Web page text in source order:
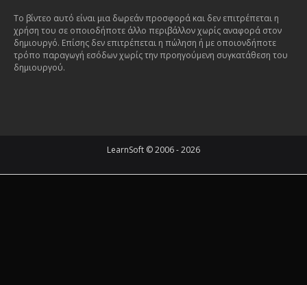
Το βίντεο αυτό είναι μια δωρεάν προσφορά και δεν επιτρέπεται η
χρήση του σε οποιοδήποτε άλλο περιβάλλον χωρίς αναφορά στον
δημιουργό. Επίσης δεν επιτρέπεται η πώληση ή με οποιονδήποτε
τρόπο παραγωγή εσόδων χωρίς την προηγούμενη συγκατάθεση του
δημιουργού.
LearnSoft © 2006 - 2026